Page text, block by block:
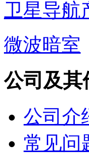
卫星导航
微波暗室
公司及其
公司介
常见问